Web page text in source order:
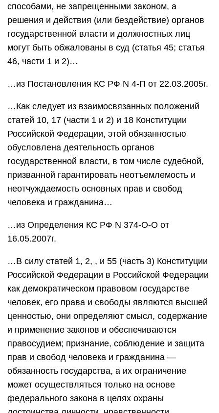
способами, не запрещенными законом, а
решения и действия (или бездействие) органов
государственной власти и должностных лиц
могут быть обжалованы в суд (статья 45; статья
46, части 1 и 2)…
…из Постановления КС РФ N 4-П от 22.03.2005г.
…Как следует из взаимосвязанных положений
статей 10, 17 (части 1 и 2) и 18 Конституции
Российской Федерации, этой обязанностью
обусловлена деятельность органов
государственной власти, в том числе судебной,
призванной гарантировать неотъемлемость и
неотчуждаемость основных прав и свобод
человека и гражданина…
…из Определения КС РФ N 374-О-О от
16.05.2007г.
…В силу статей 1, 2, , и 55 (часть 3) Конституции
Российской Федерации в Российской Федерации
как демократическом правовом государстве
человек, его права и свободы являются высшей
ценностью, они определяют смысл, содержание
и применение законов и обеспечиваются
правосудием; признание, соблюдение и защита
прав и свобод человека и гражданина —
обязанность государства, а их ограничение
может осуществляться только на основе
федерального закона в целях охраны